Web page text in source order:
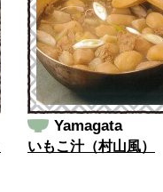
Yamagata
いもこ汁（村山風）